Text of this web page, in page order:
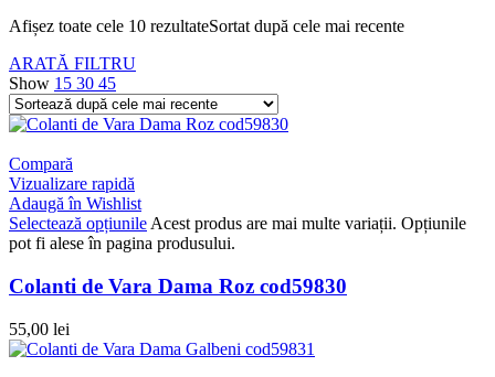
Afișez toate cele 10 rezultateSortat după cele mai recente
ARATĂ FILTRU
Show 15 30 45
Compară
Vizualizare rapidă
Adaugă în Wishlist
Selectează opțiunile Acest produs are mai multe variații. Opțiunile
pot fi alese în pagina produsului.
Colanti de Vara Dama Roz cod59830
55,00 lei